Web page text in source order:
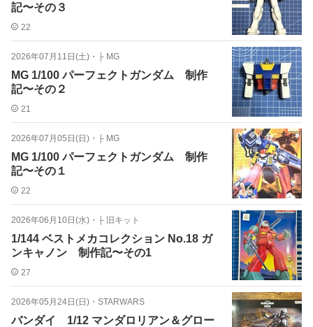
記〜その３
22
2026年07月11日(土) ・ ├ MG
MG 1/100 パーフェクトガンダム 制作
記〜その２
21
2026年07月05日(日) ・ ├ MG
MG 1/100 パーフェクトガンダム 制作
記〜その１
22
2026年06月10日(水) ・ ├ 旧キット
1/144 ベストメカコレクション No.18 ガ
ンキャノン 制作記〜その1
27
2026年05月24日(日) ・ STARWARS
バンダイ 1/12 マンダロリアン＆グロー